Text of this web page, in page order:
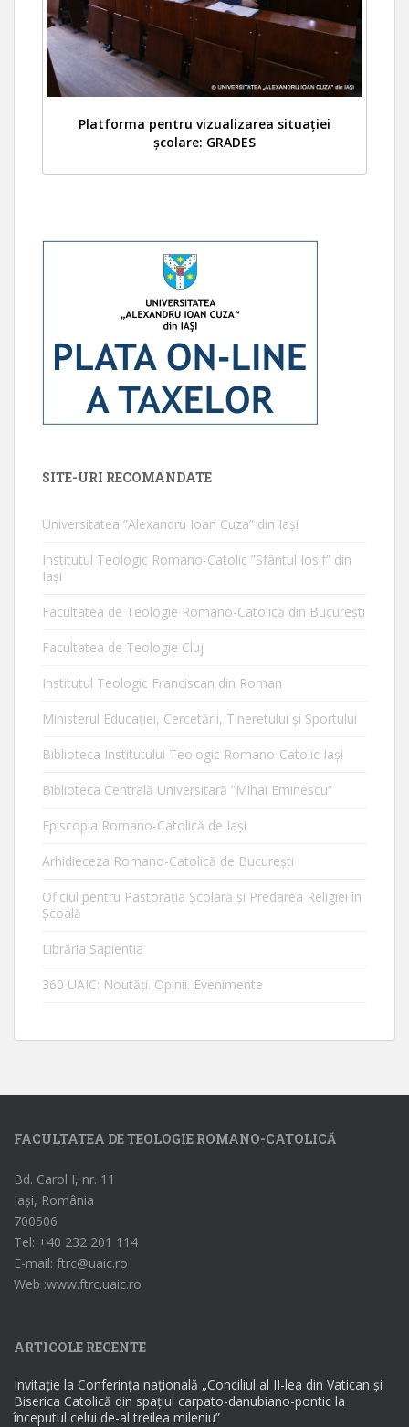
Platforma pentru vizualizarea situației
școlare: GRADES
SITE-URI RECOMANDATE
Universitatea ”Alexandru Ioan Cuza” din Iaşi
Institutul Teologic Romano-Catolic ”Sfântul Iosif” din
Iaşi
Facultatea de Teologie Romano-Catolică din Bucureşti
Facultatea de Teologie Cluj
Institutul Teologic Franciscan din Roman
Ministerul Educaţiei, Cercetării, Tineretului şi Sportului
Biblioteca Institutului Teologic Romano-Catolic Iaşi
Biblioteca Centrală Universitară ”Mihai Eminescu”
Episcopia Romano-Catolică de Iaşi
Arhidieceza Romano-Catolică de Bucureşti
Oficiul pentru Pastorația Școlară și Predarea Religiei în
Școală
Librăria Sapientia
360 UAIC: Noutăţi. Opinii. Evenimente
FACULTATEA DE TEOLOGIE ROMANO-CATOLICĂ
Bd. Carol I, nr. 11
Iași, România
700506
Tel: +40 232 201 114
E-mail: ftrc@uaic.ro
Web :www.ftrc.uaic.ro
ARTICOLE RECENTE
Invitație la Conferința națională „Conciliul al II-lea din Vatican și
Biserica Catolică din spațiul carpato-danubiano-pontic la
începutul celui de-al treilea mileniu”